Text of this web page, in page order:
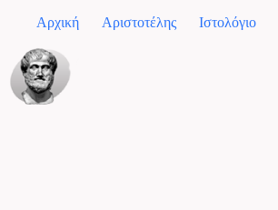
Αρχική Αριστοτέλης Ιστολόγιο